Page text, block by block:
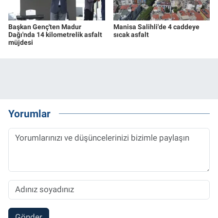
Başkan Genç'ten Madur
Dağı'nda 14 kilometrelik asfalt
müjdesi
Manisa Salihli'de 4 caddeye
sıcak asfalt
Yorumlar